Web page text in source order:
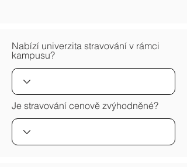
Nabízí univerzita stravování v rámci
kampusu?
Je stravování cenově zvýhodněné?